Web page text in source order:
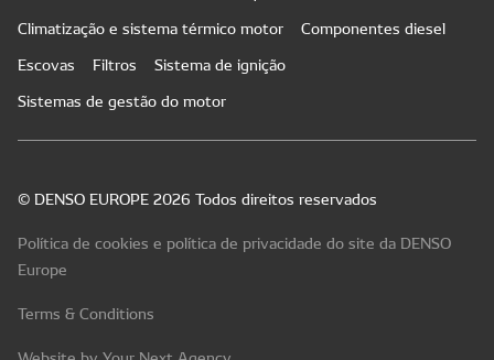
Climatização e sistema térmico motor
Componentes diesel
Escovas
Filtros
Sistema de ignição
Sistemas de gestão do motor
© DENSO EUROPE 2026 Todos direitos reservados
Política de cookies e política de privacidade do site da DENSO
Europe
Terms & Conditions